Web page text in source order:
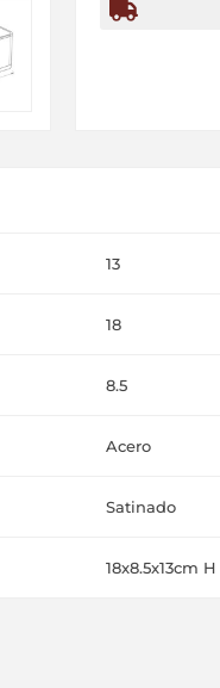
13
18
8.5
Acero
Satinado
18x8.5x13cm H